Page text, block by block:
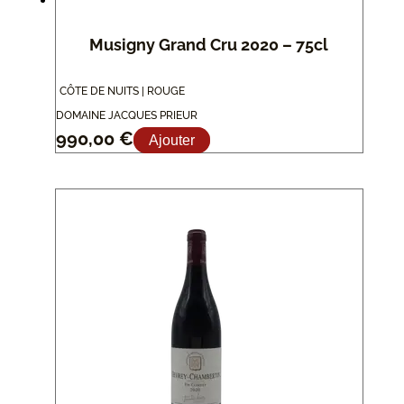
Musigny Grand Cru 2020 – 75cl
CÔTE DE NUITS | ROUGE
DOMAINE JACQUES PRIEUR
990,00 € Ajouter